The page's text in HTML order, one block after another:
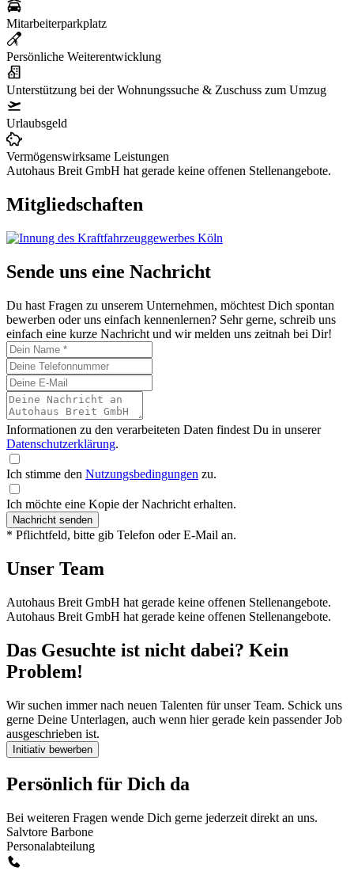
Mitarbeiterparkplatz
Persönliche Weiterentwicklung
Unterstützung bei der Wohnungssuche & Zuschuss zum Umzug
Urlaubsgeld
Vermögenswirksame Leistungen
Autohaus Breit GmbH hat gerade keine offenen Stellenangebote.
Mitgliedschaften
Sende uns eine Nachricht
Du hast Fragen zu unserem Unternehmen, möchtest Dich spontan
bewerben oder uns einfach kennenlernen? Sehr gerne, schreib uns
einfach eine kurze Nachricht und wir melden uns zeitnah bei Dir!
Informationen zu den verarbeiteten Daten findest Du in unserer
Datenschutzerklärung.
Ich stimme den Nutzungsbedingungen zu.
Ich möchte eine Kopie der Nachricht erhalten.
Nachricht senden
* Pflichtfeld, bitte gib Telefon oder E-Mail an.
Unser Team
Autohaus Breit GmbH hat gerade keine offenen Stellenangebote.
Autohaus Breit GmbH hat gerade keine offenen Stellenangebote.
Das Gesuchte ist nicht dabei? Kein
Problem!
Wir suchen immer nach neuen Talenten für unser Team. Schick uns
gerne Deine Unterlagen, auch wenn hier gerade kein passender Job
ausgeschrieben ist.
Initiativ bewerben
Persönlich für Dich da
Bei weiteren Fragen wende Dich gerne jederzeit direkt an uns.
Salvtore Barbone
Personalabteilung